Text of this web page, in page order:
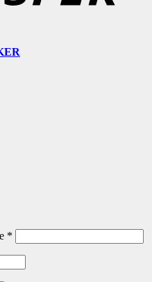
*